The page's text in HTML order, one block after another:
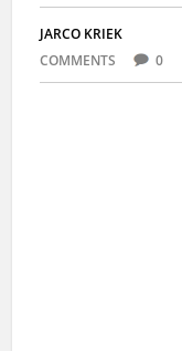
JARCO KRIEK
COMMENTS
0